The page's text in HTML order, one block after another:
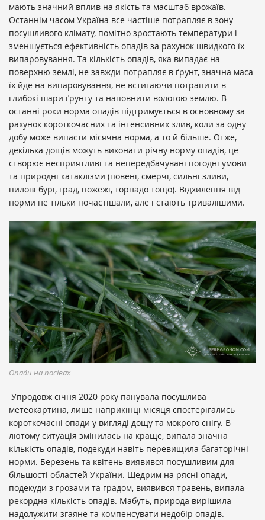
мають значний вплив на якість та масштаб врожаїв.
Останнім часом Україна все частіше потрапляє в зону
посушливого клімату, помітно зростають температури і
зменшується ефективність опадів за рахунок швидкого їх
випаровування. Та кількість опадів, яка випадає на
поверхню землі, не завжди потрапляє в ґрунт, значна маса
їх йде на випаровування, не встигаючи потрапити в
глибокі шари ґрунту та наповнити вологою землю. В
останні роки норма опадів підтримується в основному за
рахунок короткочасних та інтенсивних злив, коли за одну
добу може випасти місячна норма, а то й більше. Отже,
декілька дощів можуть виконати річну норму опадів, це
створює несприятливі та непередбачувані погодні умови
та природні катаклізми (повені, смерчі, сильні зливи,
пилові бурі, град, пожежі, торнадо тощо). Відхилення від
норми не тільки почастішали, але і стають тривалішими.
Опади на посівах
Упродовж січня 2020 року панувала посушлива
метеокартина, лише наприкінці місяця спостерігались
короткочасні опади у вигляді дощу та мокрого снігу. В
лютому ситуація змінилась на краще, випала значна
кількість опадів, подекуди навіть перевищила багаторічні
норми. Березень та квітень виявився посушливим для
більшості областей України. Щедрим на рясні опади,
подекуди з грозами та градом, виявився травень, випала
рекордна кількість опадів. Мабуть, природа вирішила
надолужити згаяне та компенсувати недобір опадів.